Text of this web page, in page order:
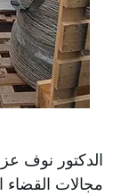
الدكتور نوف
مجالات القضاء